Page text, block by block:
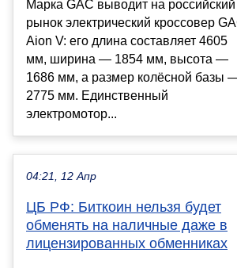
Марка GAC выводит на российский
рынок электрический кроссовер
Aion V: его длина составляет 4605
мм, ширина — 1854 мм, высота —
1686 мм, а размер колёсной базы
2775 мм. Единственный
электромотор...
04:21, 12 Апр
ЦБ РФ: Биткоин нельзя будет
обменять на наличные даже в
лицензированных обменниках